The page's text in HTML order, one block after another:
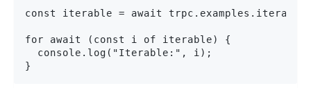
const iterable = await
for await (const i of iterable) {
  console.log("Iterable:", i);
}